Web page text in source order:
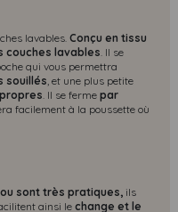
lavables. Conçu en tissu
couches lavables . Il se
qui vous permettra
souillés , et une plus petite
. Il se ferme par
facilement à la poussette où
sont très pratiques, ils
ainsi lechange et le